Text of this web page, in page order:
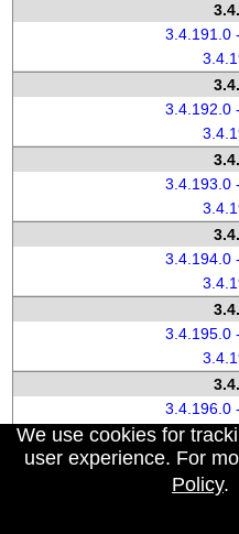
3.4.191.0
3.4.192.0
3.4.193.0
3.4.194.0
3.4.195.0
3.4.196.0
3.4.197.0
We use cookies for
user experience. For
Policy.